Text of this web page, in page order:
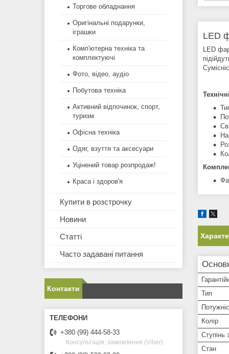
LED
LED
Тип
Колір
Ступінь
Стан
Торгове обладнання
Оригінальні подарунки,
іграшки
Комп'ютерна техніка та
комплектуючі
Фото, відео, аудіо
Побутова техніка
Активний відпочинок, спорт,
туризм
Офісна техніка
Одяг, взуття та аксесуари
Уцінений товар розпродаж!
Краса і здоров'я
Купити в розстрочку
Новини
Статті
Часто задавані питання
Контакти
+380 (99) 444-58-33
Консультація, замовлення (Viber)